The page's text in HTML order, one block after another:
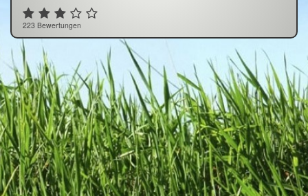
223 Bewertungen